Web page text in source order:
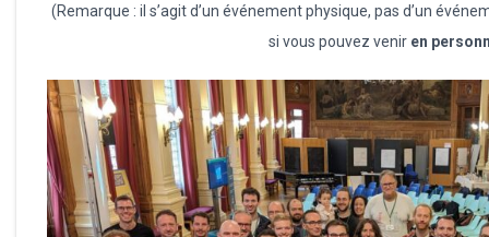
(Remarque : il s’agit d’un événement physique, pas d’un
si vous pouvez venir en